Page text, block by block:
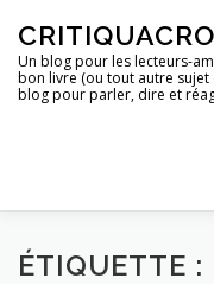
contenu
Un blog pour les lecteurs-
bon livre (ou tout autre
blog pour parler, dire et
ACCUEIL UN
ÉTIQUETTE :